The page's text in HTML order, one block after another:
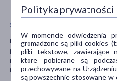
Przechowywać w
Stosowanie innych leków
Należy powiedzieć lekarzowi o
przez pacjenta obecnie lub
pacjent planuje stosować,
recepty.
Polityka prywatności
W momencie odwiedzenia
gromadzone są pliki cookies
pliki tekstowe, zawierające
które pobierane są
przechowywane na
są powszechnie stosowane w